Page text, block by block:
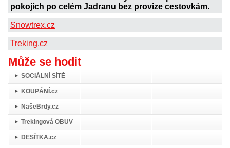
pokojích po celém Jadranu bez provize cestovkám.
Snowtrex.cz
Treking.cz
Může se hodit
SOCIÁLNÍ SÍTĚ
KOUPÁNÍ.cz
NašeBrdy.cz
Trekingová OBUV
DESÍTKA.cz